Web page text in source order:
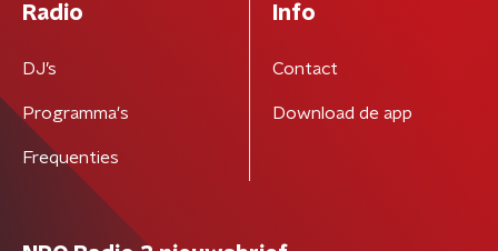
Radio
DJ’s
Programma's
Frequenties
Info
Contact
Download de app